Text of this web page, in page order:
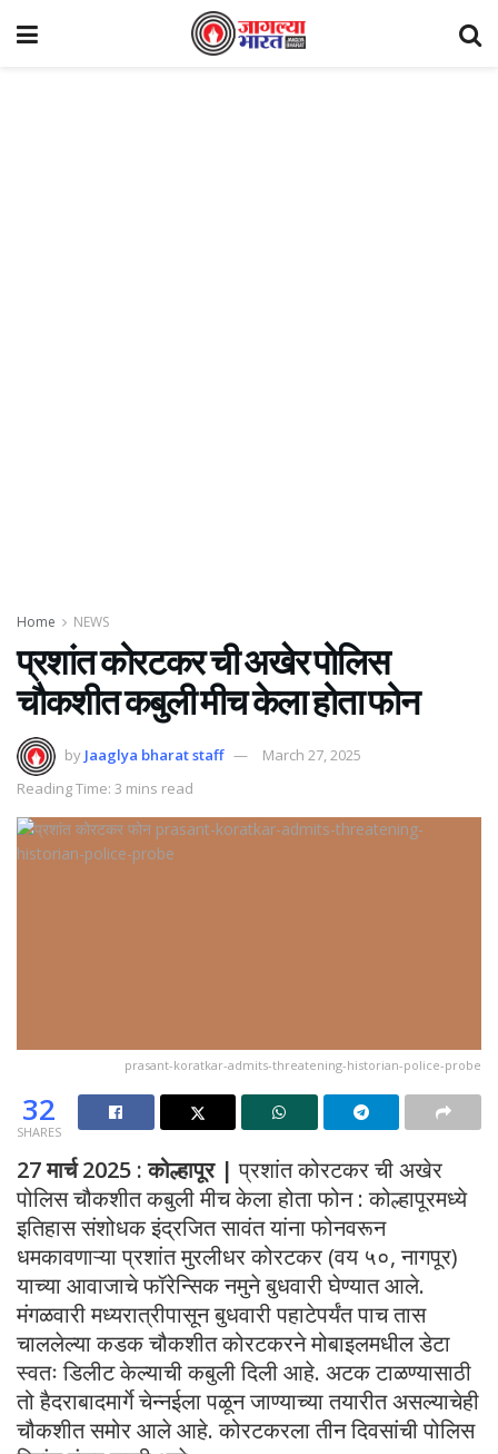
Home NEWS
प्रशांत कोरटकर ची अखेर पोलिस
चौकशीत कबुली मीच केला होता फोन
by Jaaglya bharat staff
March 27, 2025
Reading Time: 3 mins read
prasant-koratkar-admits-threatening-historian-police-probe
32
SHARES
27 मार्च 2025 : कोल्हापूर | प्रशांत कोरटकर ची अखेर
पोलिस चौकशीत कबुली मीच केला होता फोन : कोल्हापूरमध्ये
इतिहास संशोधक इंद्रजित सावंत यांना फोनवरून
धमकावणाऱ्या प्रशांत मुरलीधर कोरटकर (वय ५०, नागपूर)
याच्या आवाजाचे फॉरेन्सिक नमुने बुधवारी घेण्यात आले.
मंगळवारी मध्यरात्रीपासून बुधवारी पहाटेपर्यंत पाच तास
चाललेल्या कडक चौकशीत कोरटकरने मोबाइलमधील डेटा
स्वतः डिलीट केल्याची कबुली दिली आहे. अटक टाळण्यासाठी
तो हैदराबादमार्गे चेन्नईला पळून जाण्याच्या तयारीत असल्याचेही
चौकशीत समोर आले आहे. कोरटकरला तीन दिवसांची पोलिस